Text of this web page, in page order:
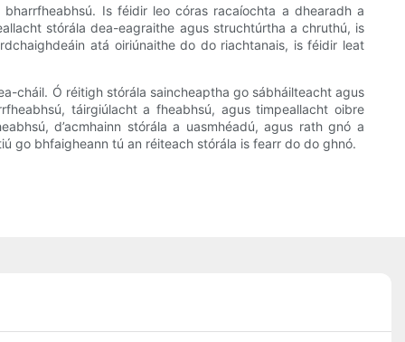
Is féidir leo córas racaíochta a dhearadh a
stórála dea-eagraithe agus struchtúrtha a chruthú, is
atá oiriúnaithe do do riachtanais, is féidir leat
cháil. Ó réitigh stórála saincheaptha go sábháilteacht agus
táirgiúlacht a fheabhsú, agus timpeallacht oibre
d’acmhainn stórála a uasmhéadú, agus rath gnó a
go bhfaigheann tú an réiteach stórála is fearr do do ghnó.